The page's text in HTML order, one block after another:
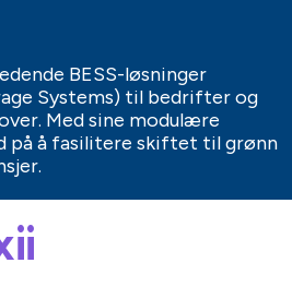
BESS-løsninger
Systems) til bedrifter og
Med sine modulære
på å fasilitere skiftet til grønn